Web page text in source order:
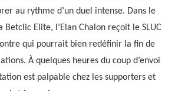
au rythme d’un duel intense. Dans le
Betclic Elite, l’Elan Chalon reçoit le SLUC
qui pourrait bien redéfinir la fin de
À quelques heures du coup d’envoi
est palpable chez les supporters et